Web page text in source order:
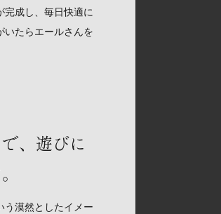
完成し、毎日快適に
いたらエールさんを
、遊びに
う漠然としたイメー